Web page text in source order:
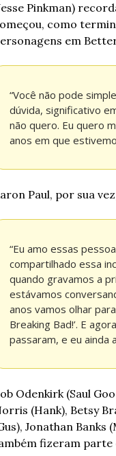
Pinkman)
como
em
“Você não pode
dúvida, significativo
não quero. Eu quero
anos em que
Paul, por sua
“Eu amo essas
compartilhado essa
quando gravamos a
estávamos
anos vamos olhar
Breaking Bad!’. E
passaram, e eu ainda
Odenkirk (Saul
(Hank), Betsy
Jonathan Banks
fizeram parte